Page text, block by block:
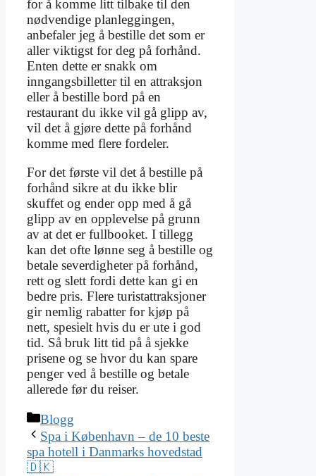
for å komme litt tilbake til den
nødvendige planleggingen,
anbefaler jeg å bestille det som er
aller viktigst for deg på forhånd.
Enten dette er snakk om
inngangsbilletter til en attraksjon
eller å bestille bord på en
restaurant du ikke vil gå glipp av,
vil det å gjøre dette på forhånd
komme med flere fordeler.
For det første vil det å bestille på
forhånd sikre at du ikke blir
skuffet og ender opp med å gå
glipp av en opplevelse på grunn
av at det er fullbooket. I tillegg
kan det ofte lønne seg å bestille og
betale severdigheter på forhånd,
rett og slett fordi dette kan gi en
bedre pris. Flere turistattraksjoner
gir nemlig rabatter for kjøp på
nett, spesielt hvis du er ute i god
tid. Så bruk litt tid på å sjekke
prisene og se hvor du kan spare
penger ved å bestille og betale
allerede før du reiser.
Kategorier
Blogg
Spa i København – de 10 beste
spa hotell i Danmarks hovedstad
🇩🇰